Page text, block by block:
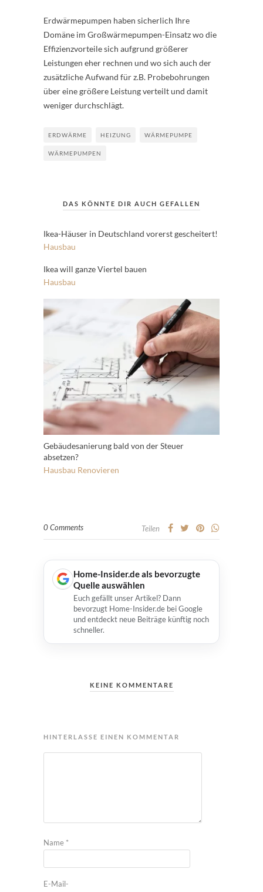
Erdwärmepumpen haben sicherlich Ihre
Domäne im Großwärmepumpen-Einsatz wo die
Effizienzvorteile sich aufgrund größerer
Leistungen eher rechnen und wo sich auch der
zusätzliche Aufwand für z.B. Probebohrungen
über eine größere Leistung verteilt und damit
weniger durchschlägt.
ERDWÄRME HEIZUNG WÄRMEPUMPE
WÄRMEPUMPEN
DAS KÖNNTE DIR AUCH GEFALLEN
Ikea-Häuser in Deutschland vorerst gescheitert!
Hausbau
Ikea will ganze Viertel bauen
Hausbau
Gebäudesanierung bald von der Steuer
absetzen?
Hausbau Renovieren
0 Comments Teilen
Home-Insider.de als bevorzugte
Quelle auswählen
Euch gefällt unser Artikel? Dann
bevorzugt Home-Insider.de bei Google
und entdeckt neue Beiträge künftig noch
schneller.
KEINE KOMMENTARE
HINTERLASSE EINEN KOMMENTAR
Name *
E-Mail-